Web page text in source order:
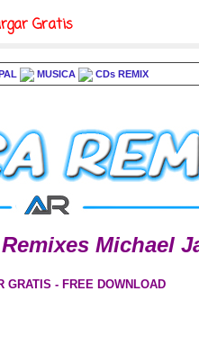
Gratis
MUSICA CDs REMIX
Michael
GRATIS - FREE DOWNLOAD